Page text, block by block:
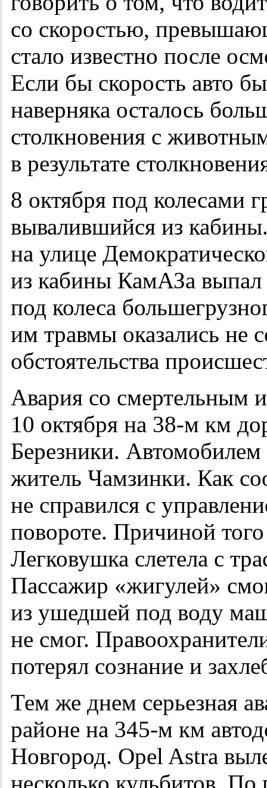
со скоростью,
стало известно после
Если бы скорость авто
наверняка осталось
столкновения с
в результате
8 октября под колесами
вывалившийся из
на улице
из кабины КамАЗа выпал
под колеса
им травмы оказались не
обстоятельства
Авария со смертельным
10 октября на 38-м км
Березники.
житель Чамзинки. Как
не справился с
повороте. Причиной
Легковушка слетела с
Пассажир «жигулей»
из ушедшей под воду
не смог.
потерял сознание и
Тем же днем серьезная
районе на 345-м км
Новгород. Opel Astra